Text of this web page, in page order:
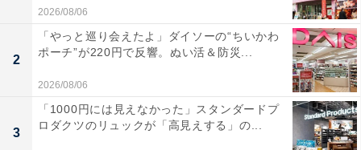
・「美しい」の類語（4）べっぴん
容姿の美しい女性の俗語で口語表現です。
・「美しい」の類語（5）きれい
色や形などが華やかな美しさを持っているさま、姿勢が
整っている美しいさま、声などが快く聞こえるさまを表
2026/08/06
2
「やっと巡り会えたよ」ダイソーの“ちいかわ
ポーチ”が220円で反響。ぬい活＆防災...
2026/08/06
3
「1000円には見えなかった」スタンダードプ
ロダクツのリュックが「高見えする」の...